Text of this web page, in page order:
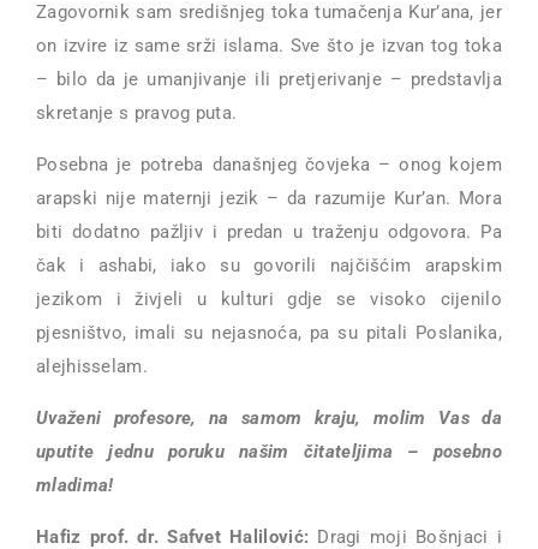
Zagovornik sam središnjeg toka tumačenja Kur’ana, jer
on izvire iz same srži islama. Sve što je izvan tog toka
– bilo da je umanjivanje ili pretjerivanje – predstavlja
skretanje s pravog puta.
Posebna je potreba današnjeg čovjeka – onog kojem
arapski nije maternji jezik – da razumije Kur’an. Mora
biti dodatno pažljiv i predan u traženju odgovora. Pa
čak i ashabi, iako su govorili najčišćim arapskim
jezikom i živjeli u kulturi gdje se visoko cijenilo
pjesništvo, imali su nejasnoća, pa su pitali Poslanika,
alejhisselam.
Uvaženi profesore, na samom kraju, molim Vas da
uputite jednu poruku našim čitateljima – posebno
mladima!
Hafiz prof. dr. Safvet Halilović: Dragi moji Bošnjaci i